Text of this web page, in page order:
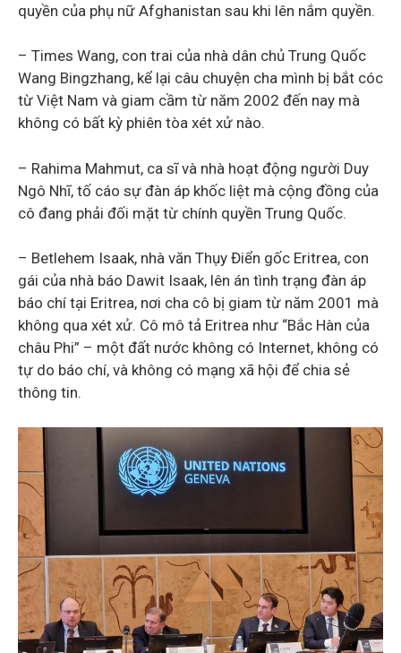
quyền của phụ nữ Afghanistan sau khi lên nắm quyền.
– Times Wang, con trai của nhà dân chủ Trung Quốc
Wang Bingzhang, kể lại câu chuyện cha mình bị bắt cóc
từ Việt Nam và giam cầm từ năm 2002 đến nay mà
không có bất kỳ phiên tòa xét xử nào.
– Rahima Mahmut, ca sĩ và nhà hoạt động người Duy
Ngô Nhĩ, tố cáo sự đàn áp khốc liệt mà cộng đồng của
cô đang phải đối mặt từ chính quyền Trung Quốc.
– Betlehem Isaak, nhà văn Thụy Điển gốc Eritrea, con
gái của nhà báo Dawit Isaak, lên án tình trạng đàn áp
báo chí tại Eritrea, nơi cha cô bị giam từ năm 2001 mà
không qua xét xử. Cô mô tả Eritrea như “Bắc Hàn của
châu Phi” – một đất nước không có Internet, không có
tự do báo chí, và không có mạng xã hội để chia sẻ
thông tin.